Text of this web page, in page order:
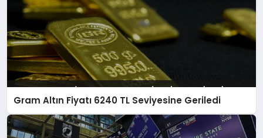
Gram Altın Fiyatı 6240 TL Seviyesine Geriledi